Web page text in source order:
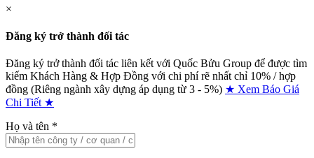
×
Đăng ký trở thành đối tác
Đăng ký trở thành đối tác liên kết với Quốc Bửu Group để được tìm
kiếm Khách Hàng & Hợp Đồng với chi phí rẽ nhất chỉ 10% / hợp
đồng (Riêng ngành xây dựng áp dụng từ 3 - 5%) ★ Xem Báo Giá
Chi Tiết ★
Họ và tên *